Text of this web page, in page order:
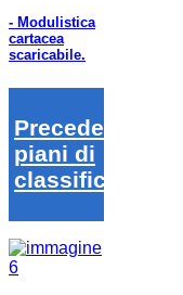
- Modulistica
cartacea
scaricabile.
Precedenti
piani di
classifica